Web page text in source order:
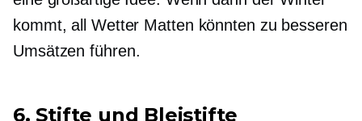
kommt,all Wetter Matten könnten zu besseren
Umsätzen führen.
6. Stifte und Bleistifte